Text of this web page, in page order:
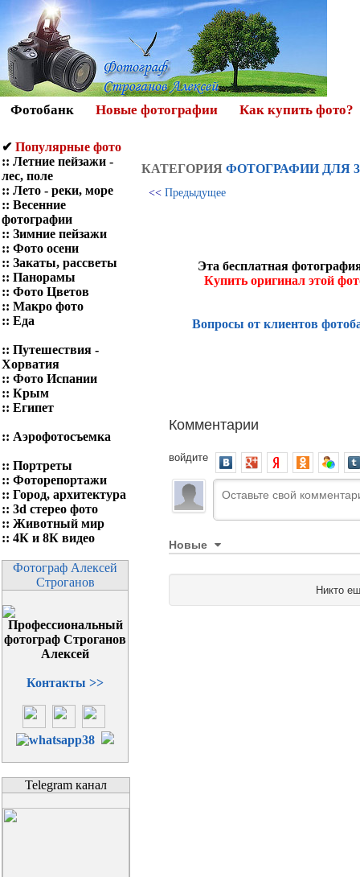
Фотобанк Новые фотографии Как купить фото?
✔ Популярные фото
:: Летние пейзажи -
лес, поле
:: Лето - реки, море
:: Весенние
фотографии
:: Зимние пейзажи
:: Фото осени
:: Закаты, рассветы
:: Панорамы
:: Фото Цветов
:: Макро фото
:: Еда
:: Путешествия -
Хорватия
:: Фото Испании
:: Крым
:: Египет
:: Аэрофотосъемка
:: Портреты
:: Фоторепортажи
:: Город, архитектура
:: 3d стерео фото
:: Животный мир
:: 4К и 8К видео
Фотограф Алексей
Строганов
Контакты >>
Telegram канал
КАТЕГОРИЯ ФОТОГРАФИИ ДЛЯ
<< Предыдущее
Эта бесплатная
Купить оригинал этой
Вопросы от клиентов
Комментарии
войдите
Новые
Никто